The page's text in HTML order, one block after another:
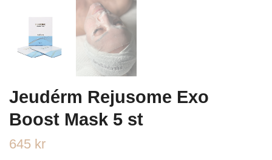
Jeudérm Rejusome Exo
Boost Mask 5 st
645 kr